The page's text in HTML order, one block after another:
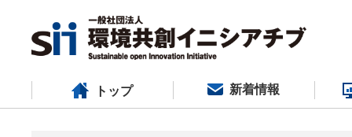
トップ 新着情報